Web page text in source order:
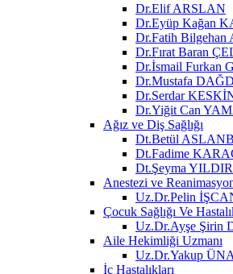
Dr.Elif ARSLAN
Dr.Eyüp Kağan
Dr.Fatih
Dr.Fırat Baran
Dr.İsmail Furkan
Dr.Mustafa
Dr.Serdar
Dr.Yiğit Can
Ağız ve Diş Sağlığı
Dt.Betül
Dt.Fadime
Dt.Şeyma
Anestezi ve
Uz.Dr.Pelin
Çocuk Sağlığı Ve
Uz.Dr.Ayşe Şirin
Aile Hekimliği Uzmanı
Uz.Dr.Yakup
İç Hastalıkları